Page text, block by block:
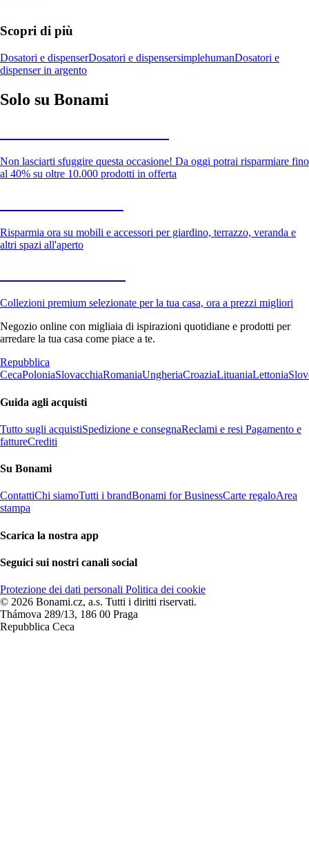
Scopri di più
Dosatori e dispenserDosatori e dispensersimplehumanDosatori e
dispenser in argento
Solo su Bonami
Non lasciarti sfuggire questa occasione! Da oggi potrai risparmiare fino
al 40% su oltre 10.000 prodotti in offerta
Risparmia ora su mobili e accessori per giardino, terrazzo, veranda e
altri spazi all'aperto
Collezioni premium selezionate per la tua casa, ora a prezzi migliori
Negozio online con migliaia di ispirazioni quotidiane e prodotti per
arredare la tua casa come piace a te.
Repubblica
CecaPoloniaSlovacchiaRomaniaUngheriaCroaziaLituaniaLettonia
Guida agli acquisti
Tutto sugli acquistiSpedizione e consegnaReclami e resi Pagamento e
fattureCrediti
Su Bonami
ContattiChi siamoTutti i brandBonami for BusinessCarte regaloArea
stampa
Scarica la nostra app
Seguici sui nostri canali social
Protezione dei dati personali Politica dei cookie
© 2026 Bonami.cz, a.s. Tutti i diritti riservati.
Thámova 289/13, 186 00 Praga
Repubblica Ceca